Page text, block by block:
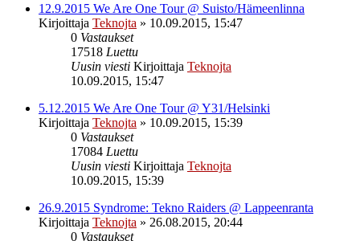
12.9.2015 We Are One Tour @ Suisto/Hämeenlinna
Kirjoittaja Teknojta » 10.09.2015, 15:47
0 Vastaukset
17518 Luettu
Uusin viesti Kirjoittaja Teknojta
10.09.2015, 15:47
5.12.2015 We Are One Tour @ Y31/Helsinki
Kirjoittaja Teknojta » 10.09.2015, 15:39
0 Vastaukset
17084 Luettu
Uusin viesti Kirjoittaja Teknojta
10.09.2015, 15:39
26.9.2015 Syndrome: Tekno Raiders @ Lappeenranta
Kirjoittaja Teknojta » 26.08.2015, 20:44
0 Vastaukset